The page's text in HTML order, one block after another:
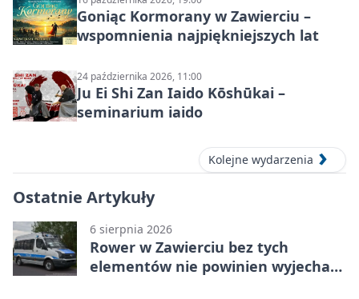
Goniąc Kormorany w Zawierciu –
wspomnienia najpiękniejszych lat
24 października 2026, 11:00
Ju Ei Shi Zan Iaido Kōshūkai –
seminarium iaido
Kolejne wydarzenia
Ostatnie Artykuły
6 sierpnia 2026
Rower w Zawierciu bez tych
elementów nie powinien wyjechać